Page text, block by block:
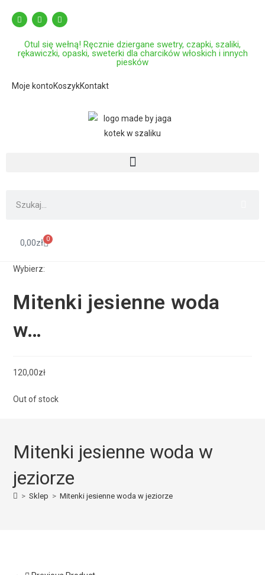
Otul się wełną! Ręcznie dziergane swetry, czapki, szaliki,
rękawiczki, opaski, sweterki dla charcików włoskich i innych
piesków
Moje kontoKoszykKontakt
0,00zł 0
Wybierz:
Mitenki jesienne woda
w…
120,00zł
Out of stock
Mitenki jesienne woda w
jeziorze
> Sklep > Mitenki jesienne woda w jeziorze